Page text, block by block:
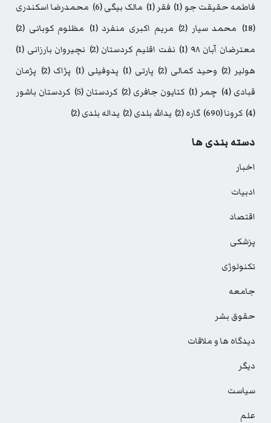
فاطمه حقیقت جو (1) فقر (1) مالک بیگی(6)
محمدرضا اسکندری
(18)
محمد سیار (2) مریم اکبری منفرد (1) مظلوم کوبانی (2)
معترضان آبان ۹۸
(1) نفت اقلیم کردستان (2) نچیروان بارزانی (1)
هولیر (2) وحید کمالی (2) پارتی (1) پدوفیلی (1) پژاک (2)
پژمان
قبادی (4) چمر (1) کتایون جافری (2) کردستان (5)
کردستان باشور
(4)
کرونا(690) گاره(2) یدالله بلدی(2) یداله بلدی(2)
دسته بندی ها
اخبار
ادبیات
اقتصاد
پزشکی
تکنولوژی
جامعه
حقوق بشر
دیدگاه ها و ملاقات
دیگر
سیاست
علم